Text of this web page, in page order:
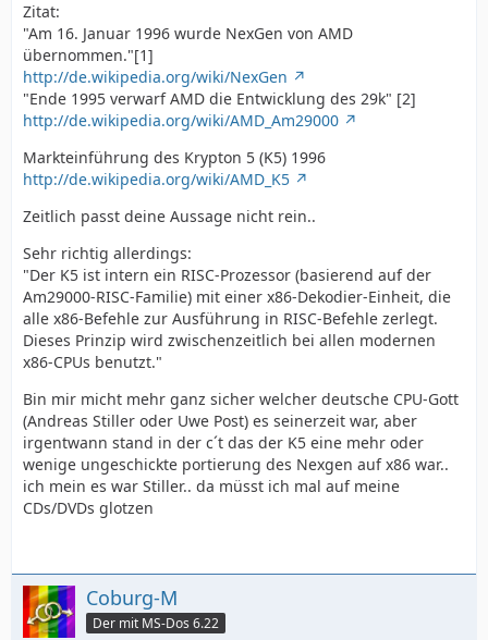
Zitat:
"Am 16. Januar 1996 wurde NexGen von AMD
übernommen."[1]
http://de.wikipedia.org/wiki/NexGen
"Ende 1995 verwarf AMD die Entwicklung des 29k" [2]
http://de.wikipedia.org/wiki/AMD_Am29000
Markteinführung des Krypton 5 (K5) 1996
http://de.wikipedia.org/wiki/AMD_K5
Zeitlich passt deine Aussage nicht rein..
Sehr richtig allerdings:
"Der K5 ist intern ein RISC-Prozessor (basierend auf der
Am29000-RISC-Familie) mit einer x86-Dekodier-Einheit, die
alle x86-Befehle zur Ausführung in RISC-Befehle zerlegt.
Dieses Prinzip wird zwischenzeitlich bei allen modernen
x86-CPUs benutzt."
Bin mir micht mehr ganz sicher welcher deutsche CPU-Gott
(Andreas Stiller oder Uwe Post) es seinerzeit war, aber
irgentwann stand in der c´t das der K5 eine mehr oder
wenige ungeschickte portierung des Nexgen auf x86 war..
ich mein es war Stiller.. da müsst ich mal auf meine
CDs/DVDs glotzen
Coburg-M
Der mit MS-Dos 6.22